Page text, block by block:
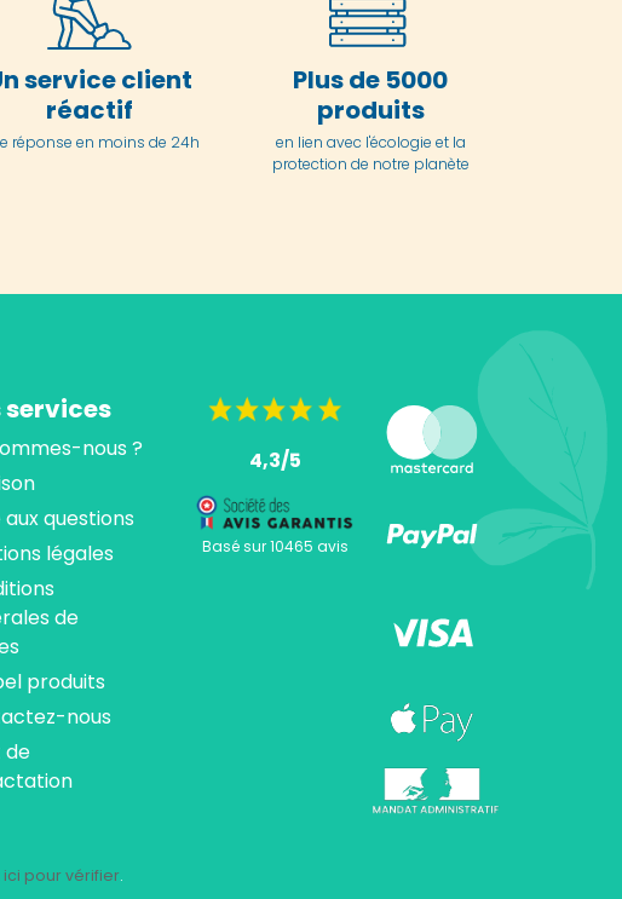
Personnalisez vos préférences pour contrôler la manière dont
service client
réactif
réponse en moins de 24h
Plus de 5000
produits
en lien avec l'écologie et la
protection de notre planète
services
nous ?
aux questions
légales
de
produits
nous
de
4,3/5
Basé sur 10465 avis
ici pour vérifier.